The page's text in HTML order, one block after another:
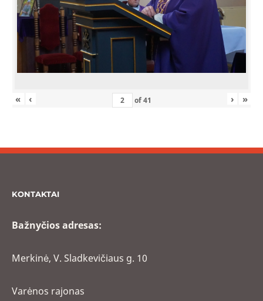
« ‹ of41 › »
KONTAKTAI
Bažnyčios adresas:
Merkinė, V. Sladkevičiaus g. 10
Varėnos rajonas